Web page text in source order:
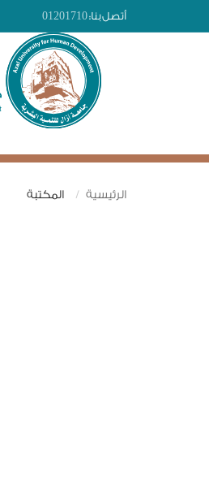
أتصل بنا:01201710
الرئيسية المكتبة